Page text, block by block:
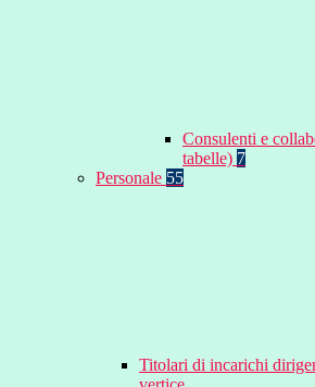
Consulenti e
tabelle) 7
Personale 55
Titolari di incarichi